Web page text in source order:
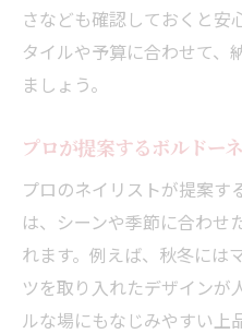
さなども確認しておくと安
タイルや予算に合わせて、
ましょう。
プロが提案するボルドー
プロのネイリストが提案す
は、シーンや季節に合わせ
れます。例えば、秋冬には
ツを取り入れたデザインが
ルな場にもなじみやすい上